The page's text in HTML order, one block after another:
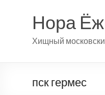
содержимомуНора
Хищный
пск гермес